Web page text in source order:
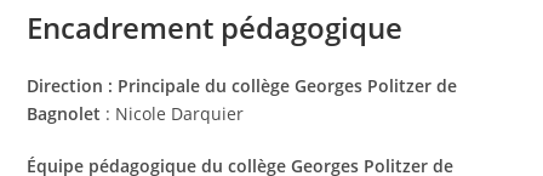
Encadrement pédagogique
Direction : Principale du collège Georges Politzer de
Bagnolet : Nicole Darquier
Équipe pédagogique du collège Georges Politzer de